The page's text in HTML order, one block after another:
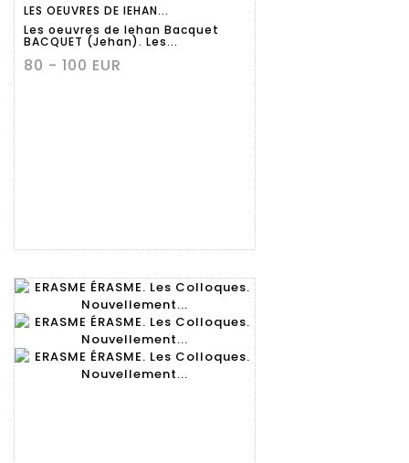
LES OEUVRES DE IEHAN...
Les oeuvres de Iehan Bacquet
BACQUET (Jehan). Les...
80 - 100 EUR